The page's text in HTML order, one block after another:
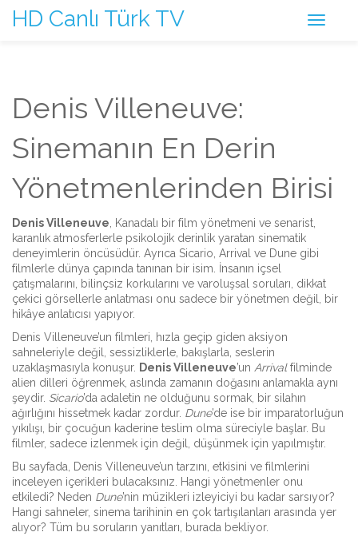
HD Canlı Türk TV
Denis Villeneuve:
Sinemanın En Derin
Yönetmenlerinden Birisi
Denis Villeneuve
Kanadalı bir film yönetmeni ve senarist,
karanlık atmosferlerle psikolojik derinlik yaratan sinematik
deneyimlerin öncüsüdür. Ayrıca Sicario Arrival ve Dune gibi
filmlerle dünya çapında tanınan bir isim. İnsanın içsel
çatışmalarını, bilinçsiz korkularını ve varoluşsal soruları, dikkat
çekici görsellerle anlatması onu sadece bir yönetmen değil, bir
hikâye anlatıcısı yapıyor.
Denis Villeneuve’un filmleri, hızla geçip giden aksiyon
sahneleriyle değil, sessizliklerle, bakışlarla, seslerin
uzaklaşmasıyla konuşur. Denis Villeneuve’un Arrivalfilminde
alien dilleri öğrenmek, aslında zamanın doğasını anlamakla aynı
şeydir. Sicario’da adaletin ne olduğunu sormak, bir silahın
ağırlığını hissetmek kadar zordur. Dune’de ise bir imparatorluğun
yıkılışı, bir çocuğun kaderine teslim olma süreciyle başlar. Bu
filmler, sadece izlenmek için değil, düşünmek için yapılmıştır.
Bu sayfada, Denis Villeneuve’un tarzını, etkisini ve filmlerini
inceleyen içerikleri bulacaksınız. Hangi yönetmenler onu
etkiledi? Neden Dune’nin müzikleri izleyiciyi bu kadar sarsıyor?
Hangi sahneler, sinema tarihinin en çok tartışılanları arasında yer
alıyor? Tüm bu soruların yanıtları, burada bekliyor.